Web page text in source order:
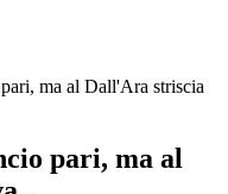
ma al Dall'Ara striscia
pari, ma al